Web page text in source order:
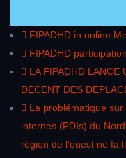
FIPADHD in online
FIPADHD
LA FIPADHD LANCE
DECENT DES
La problématique
internes (PDIs) du
région de l’ouest ne